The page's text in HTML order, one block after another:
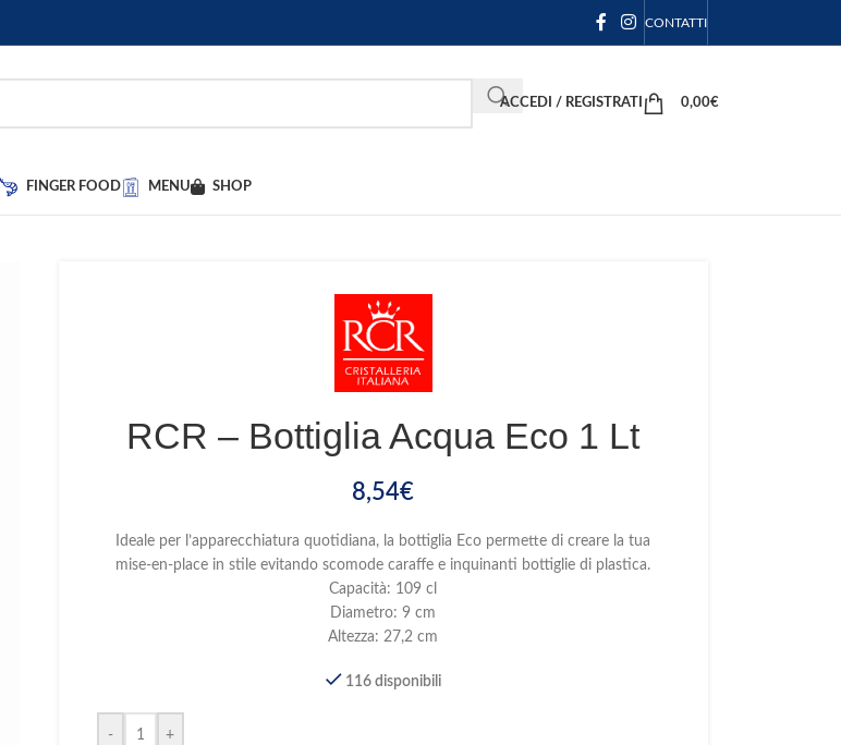
CONTATTI
ACCEDI / REGISTRATI 0,00€
FINGER FOOD MENU SHOP
RCR – Bottiglia Acqua Eco 1 Lt
8,54€
Ideale per l’apparecchiatura quotidiana, la bottiglia Eco permette di creare la tua
mise-en-place in stile evitando scomode caraffe e inquinanti bottiglie di plastica.
Capacità: 109 cl
Diametro: 9 cm
Altezza: 27,2 cm
116 disponibili
- +